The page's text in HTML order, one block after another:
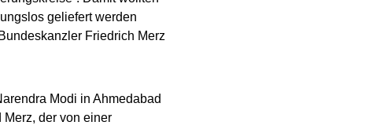
geliefert werden
Friedrich Merz
Modi in Ahmedabad
der von einer